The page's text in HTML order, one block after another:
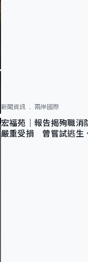
新聞資訊 兩岸國際
宏福苑｜報告揭殉職消
嚴重受損 曾嘗試逃生